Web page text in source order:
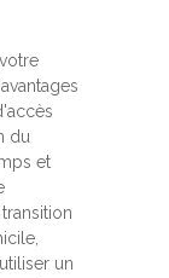
du
et
un